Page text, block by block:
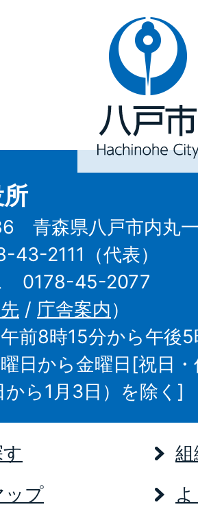
八
戸
市
Hachinohe
City
青森県八戸市内丸一
43-2111（代表）
0178-45-2077
/ 庁舎案内）
前8時15分から午後5
日から金曜日[祝日
から1月3日）を除く]
ップ